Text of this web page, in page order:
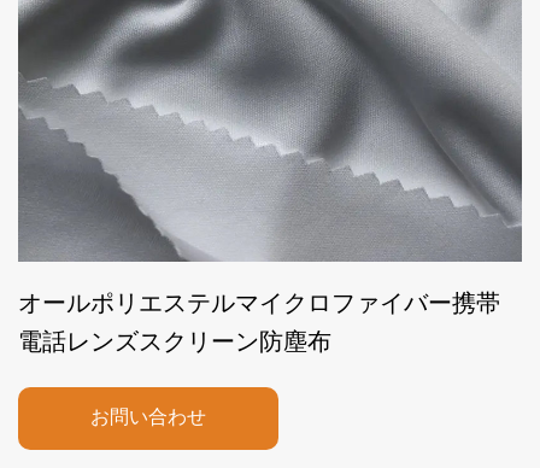
オールポリエステルマイクロファイバー携帯
電話レンズスクリーン防塵布
お問い合わせ